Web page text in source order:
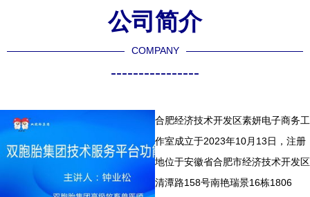
公司简介
COMPANY
----------------
合肥经济技术开发区素妍电子商务工
作室成立于2023年10月13日，注册
地位于安徽省合肥市经济技术开发区
清潭路158号南艳瑞景16栋1806